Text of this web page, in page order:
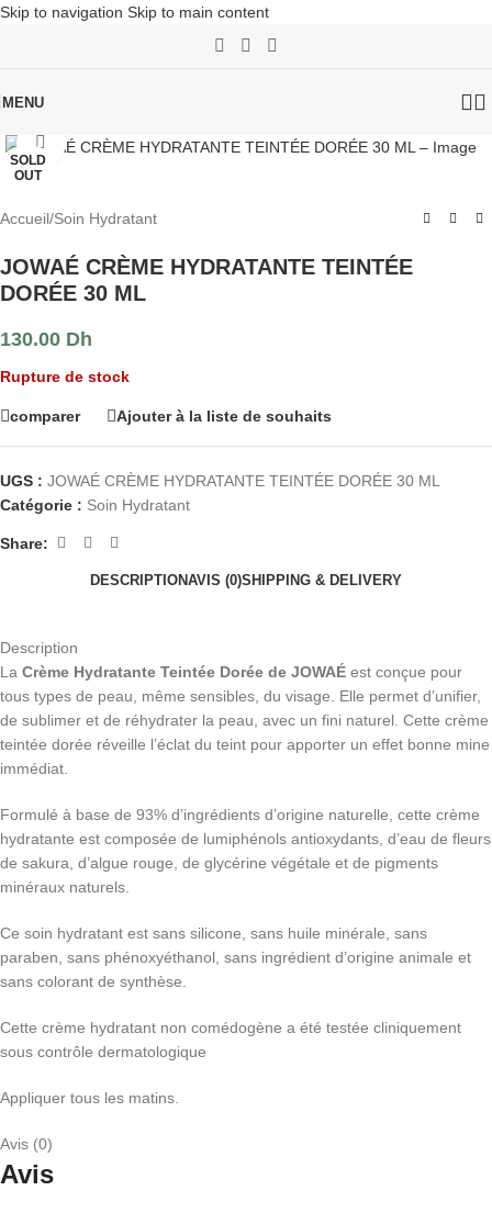
Skip to navigation Skip to main content
MENU
SOLD
OUT
Click to enlarge
Accueil/Soin Hydratant
JOWAÉ CRÈME HYDRATANTE TEINTÉE
DORÉE 30 ML
130.00 Dh
Rupture de stock
comparer Ajouter à la liste de souhaits
UGS : JOWAÉ CRÈME HYDRATANTE TEINTÉE DORÉE 30 ML
Catégorie : Soin Hydratant
Share:
DESCRIPTIONAVIS (0)SHIPPING & DELIVERY
Description
La Crème Hydratante Teintée Dorée de JOWAÉ est conçue pour
tous types de peau, même sensibles, du visage. Elle permet d’unifier,
de sublimer et de réhydrater la peau, avec un fini naturel. Cette crème
teintée dorée réveille l’éclat du teint pour apporter un effet bonne mine
immédiat.
Formulé à base de 93% d’ingrédients d’origine naturelle, cette crème
hydratante est composée de lumiphénols antioxydants, d’eau de fleurs
de sakura, d’algue rouge, de glycérine végétale et de pigments
minéraux naturels.
Ce soin hydratant est sans silicone, sans huile minérale, sans
paraben, sans phénoxyéthanol, sans ingrédient d’origine animale et
sans colorant de synthèse.
Cette crème hydratant non comédogène a été testée cliniquement
sous contrôle dermatologique
Appliquer tous les matins.
Avis (0)
Avis